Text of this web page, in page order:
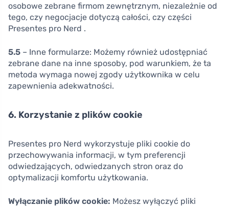
osobowe zebrane firmom zewnętrznym, niezależnie od
tego, czy negocjacje dotyczą całości, czy części
Presentes pro Nerd .
5.5 – Inne formularze: Możemy również udostępniać
zebrane dane na inne sposoby, pod warunkiem, że ta
metoda wymaga nowej zgody użytkownika w celu
zapewnienia adekwatności.
6. Korzystanie z plików cookie
Presentes pro Nerd wykorzystuje pliki cookie do
przechowywania informacji, w tym preferencji
odwiedzających, odwiedzanych stron oraz do
optymalizacji komfortu użytkowania.
Wyłączanie plików cookie: Możesz wyłączyć pliki